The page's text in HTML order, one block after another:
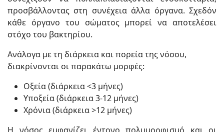
προσβάλλοντας στη συνέχεια άλλα όργανα. Σχεδόν
κάθε όργανο του σώματος μπορεί να αποτελέσει
στόχο του βακτηρίου.
Ανάλογα με τη διάρκεια και πορεία της νόσου,
διακρίνονται οι παρακάτω μορφές:
Οξεία (διάρκεια <3 μήνες)
Υποξεία (διάρκεια 3-12 μήνες)
Χρόνια (διάρκεια >12 μήνες)